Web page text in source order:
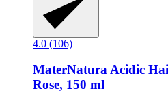
4.0 (106)
MaterNaturaAcidic
Rose, 150 ml